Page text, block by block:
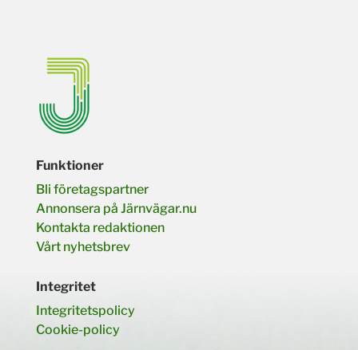
Funktioner
Bli företagspartner
Annonsera på Järnvägar.nu
Kontakta redaktionen
Vårt nyhetsbrev
Integritet
Integritetspolicy
Cookie-policy